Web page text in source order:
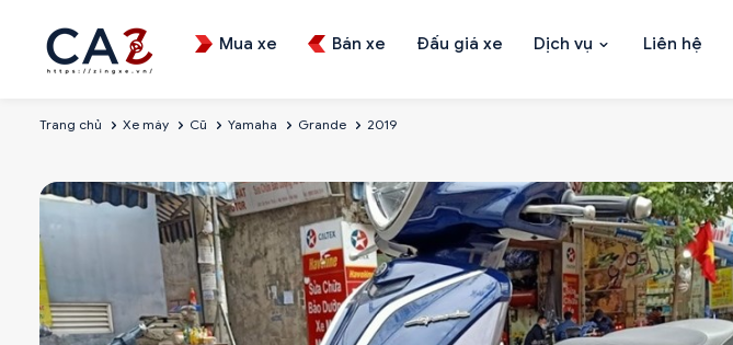
Mua xe Bán xe Đấu giá xe Dịch vụ Liên hệ
Trang chủ Xe máy Cũ Yamaha Grande 2019